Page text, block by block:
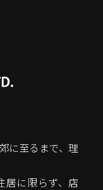
に至るまで、理
居に限らず、店